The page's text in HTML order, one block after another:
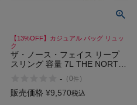
【13%OFF】カジュアル バッグ リュッ
ク
ザ・ノース・フェイス リープ
スリング 容量 7L THE NORTH
- （0件 ）
販売価格 ¥9,570税込